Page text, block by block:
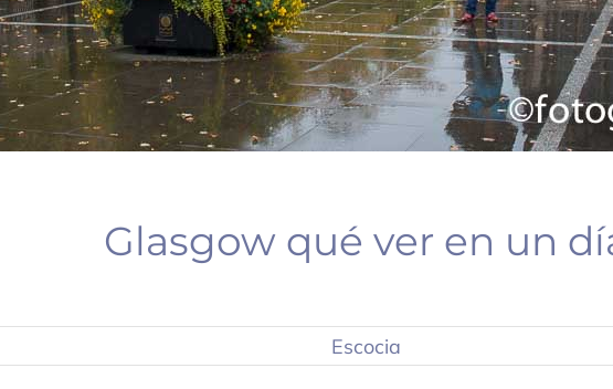
Glasgow qué ver en un
Escocia